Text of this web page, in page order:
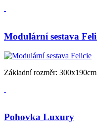
Modulární sestava
Základní rozměr:
Pohovka Luxury